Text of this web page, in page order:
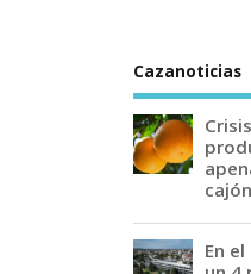
Cazanoticias
En